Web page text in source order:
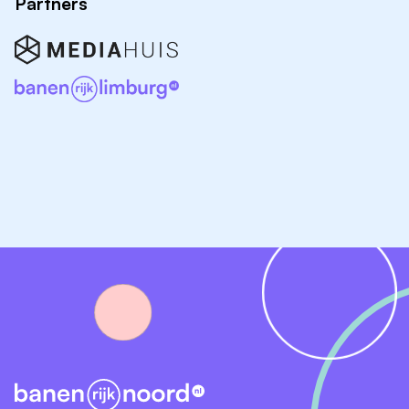
prioriteiten stellen.
met collega’s en klanten.
Discretie:zorgvuldig omgaan met vertrouwelijke
informatie.